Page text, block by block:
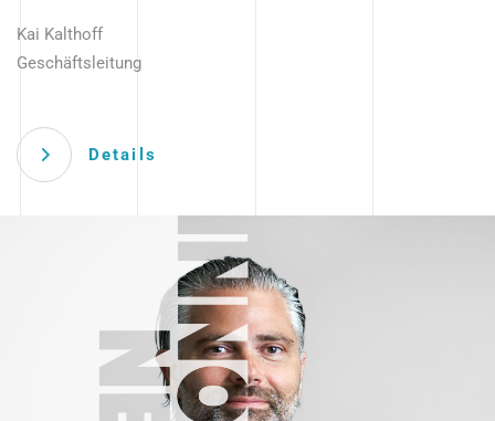
Kai Kalthoff
Geschäftsleitung
Details